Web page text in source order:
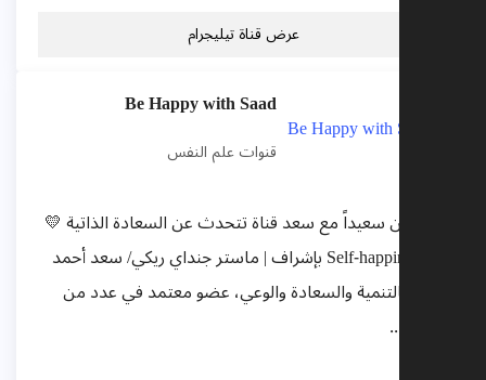
عرض قناة تيليجرام
Be Happy with Saad
قنوات علم النفس
قناة | كن سعيداً مع سعد قناة تتحدث عن السعادة الذاتية 💛
🖤 Self-happiness بإشراف | ماستر جنداي ريكي/ سعد أحمد
مهتم بالتنمية والسعادة والوعي، عضو معتمد في عدد من